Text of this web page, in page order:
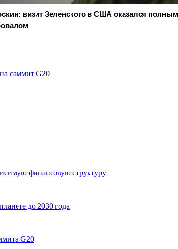
визит Зеленского в США оказался полным
саммит G20
финансовую структуру
до 2030 года
G20